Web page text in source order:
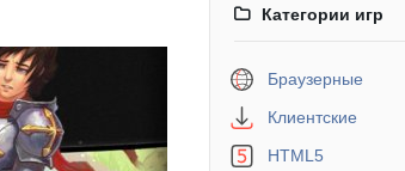
Категории игр
Браузерные
Клиентские
HTML5